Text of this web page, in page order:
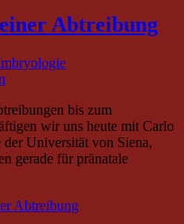
Abtreibung
bis zum
wir uns heute mit Carlo
Universität von Siena,
gerade für pränatale
Abtreibung